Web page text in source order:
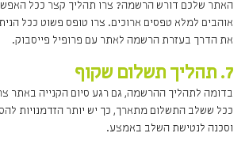
האתר שלכם דורש הרשמה? צרו תהליך קצר ככל
אוהבים למלא טפסים ארוכים. צרו טופס פשוט ככל
את הדרך בעזרת הרשמה לאתר עם פרופיל פייסבוק.
7. תהליך תשלום שקוף
בדומה לתהליך ההרשמה, גם רגע סיום הקנייה באתר
ככל ששלב התשלום מתארך, כך יש יותר הזדמנויות
וסכנה לנטישת השלב באמצע.